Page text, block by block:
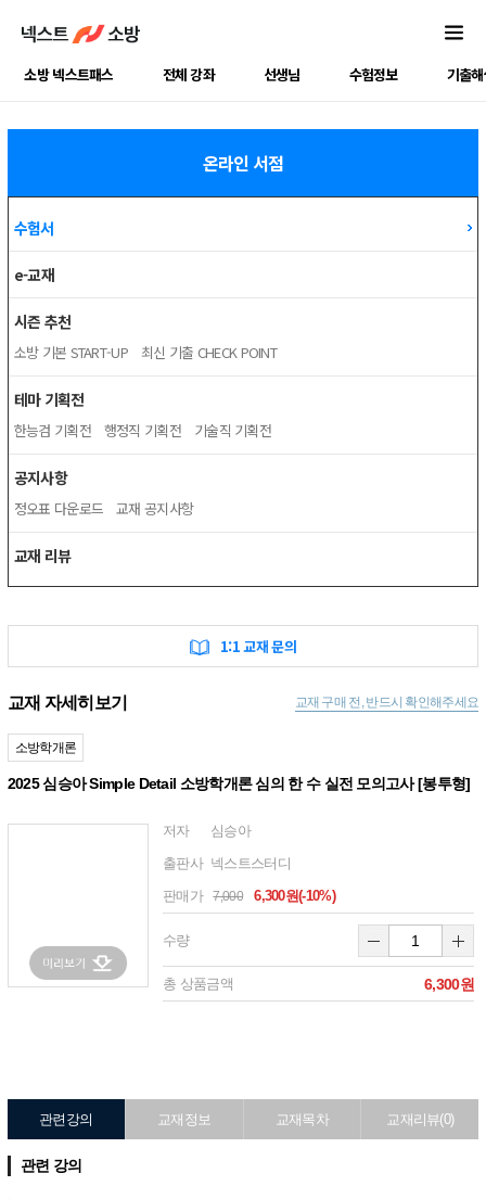
소방 넥스트패스 전체 강좌 선생님 수험정보 기출
온라인 서점
수험서
e-교재
시즌 추천
소방 기본 START-UP 최신 기출 CHECK POINT
테마 기획전
한능검 기획전 행정직 기획전 기술직 기획전
공지사항
정오표 다운로드 교재 공지사항
교재 리뷰
1:1 교재 문의
교재 자세히보기 교재 구매 전, 반드시 확인해주세요
소방학개론
2025 심승아 Simple Detail 소방학개론 심의 한 수 실전 모의고사 [봉투형]
저자 심승아
출판사 넥스트스터디
판매가 7,000 6,300원(-10%)
수량
총 상품금액 6,300원
관련강의 교재정보 교재목차 교재리뷰(0)
관련 강의